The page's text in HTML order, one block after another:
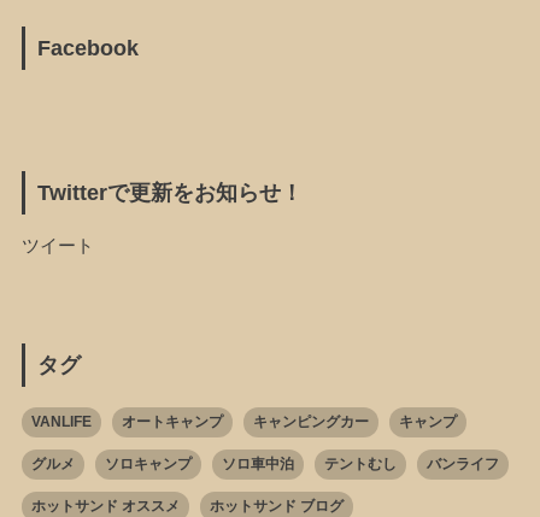
Facebook
Twitterで更新をお知らせ！
ツイート
タグ
VANLIFE オートキャンプ キャンピングカー キャンプ
グルメ ソロキャンプ ソロ車中泊 テントむし バンライフ
ホットサンド オススメ ホットサンド ブログ